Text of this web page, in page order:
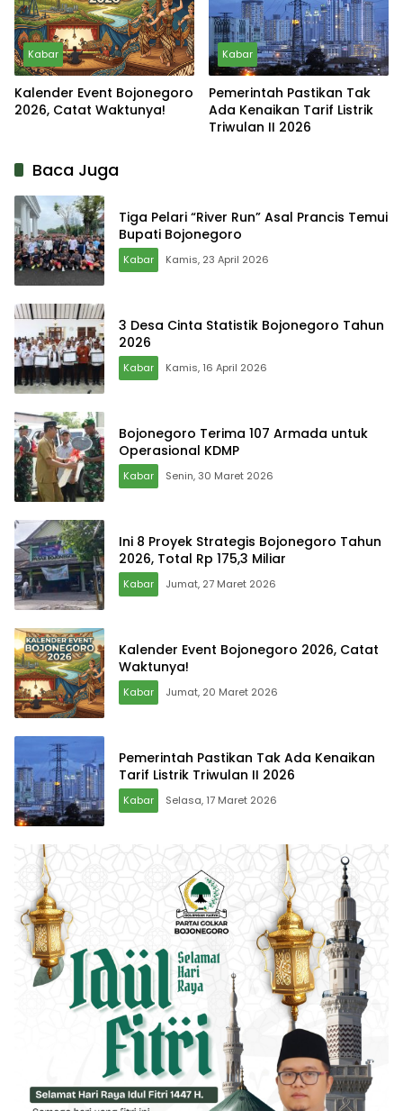
Kabar
Kalender Event Bojonegoro
2026, Catat Waktunya!
Kabar
Pemerintah Pastikan Tak
Ada Kenaikan Tarif Listrik
Triwulan II 2026
Baca Juga
Tiga Pelari “River Run” Asal Prancis Temui
Bupati Bojonegoro
Kabar Kamis, 23 April 2026
3 Desa Cinta Statistik Bojonegoro Tahun
2026
Kabar Kamis, 16 April 2026
Bojonegoro Terima 107 Armada untuk
Operasional KDMP
Kabar Senin, 30 Maret 2026
Ini 8 Proyek Strategis Bojonegoro Tahun
2026, Total Rp 175,3 Miliar
Kabar Jumat, 27 Maret 2026
Kalender Event Bojonegoro 2026, Catat
Waktunya!
Kabar Jumat, 20 Maret 2026
Pemerintah Pastikan Tak Ada Kenaikan
Tarif Listrik Triwulan II 2026
Kabar Selasa, 17 Maret 2026